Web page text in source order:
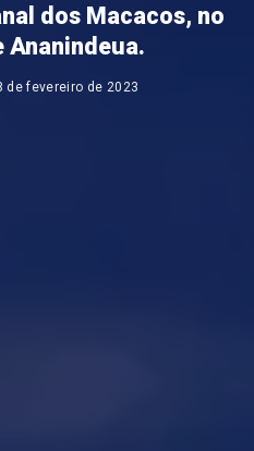
dos Macacos, no
Ananindeua.
de fevereiro de 2023